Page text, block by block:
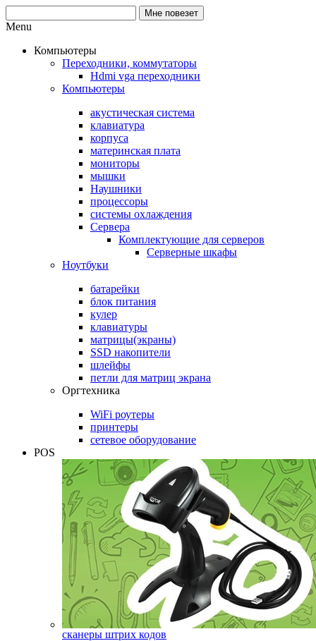
Menu
Компьютеры
Переходники, коммутаторы
Hdmi vga переходники
Компьютеры
акустическая система
клавиатура
корпуса
материнская плата
мониторы
мышки
Наушники
процессоры
системы охлаждения
Сервера
Комплектующие для серверов
Серверные шкафы
Ноутбуки
батарейки
блок питания
кулер
клавиатуры
матрицы(экраны)
SSD накопители
шлейфы
петли для матриц экрана
Оргтехника
WiFi роутеры
принтеры
сетевое оборудование
POS
сканеры штрих кодов